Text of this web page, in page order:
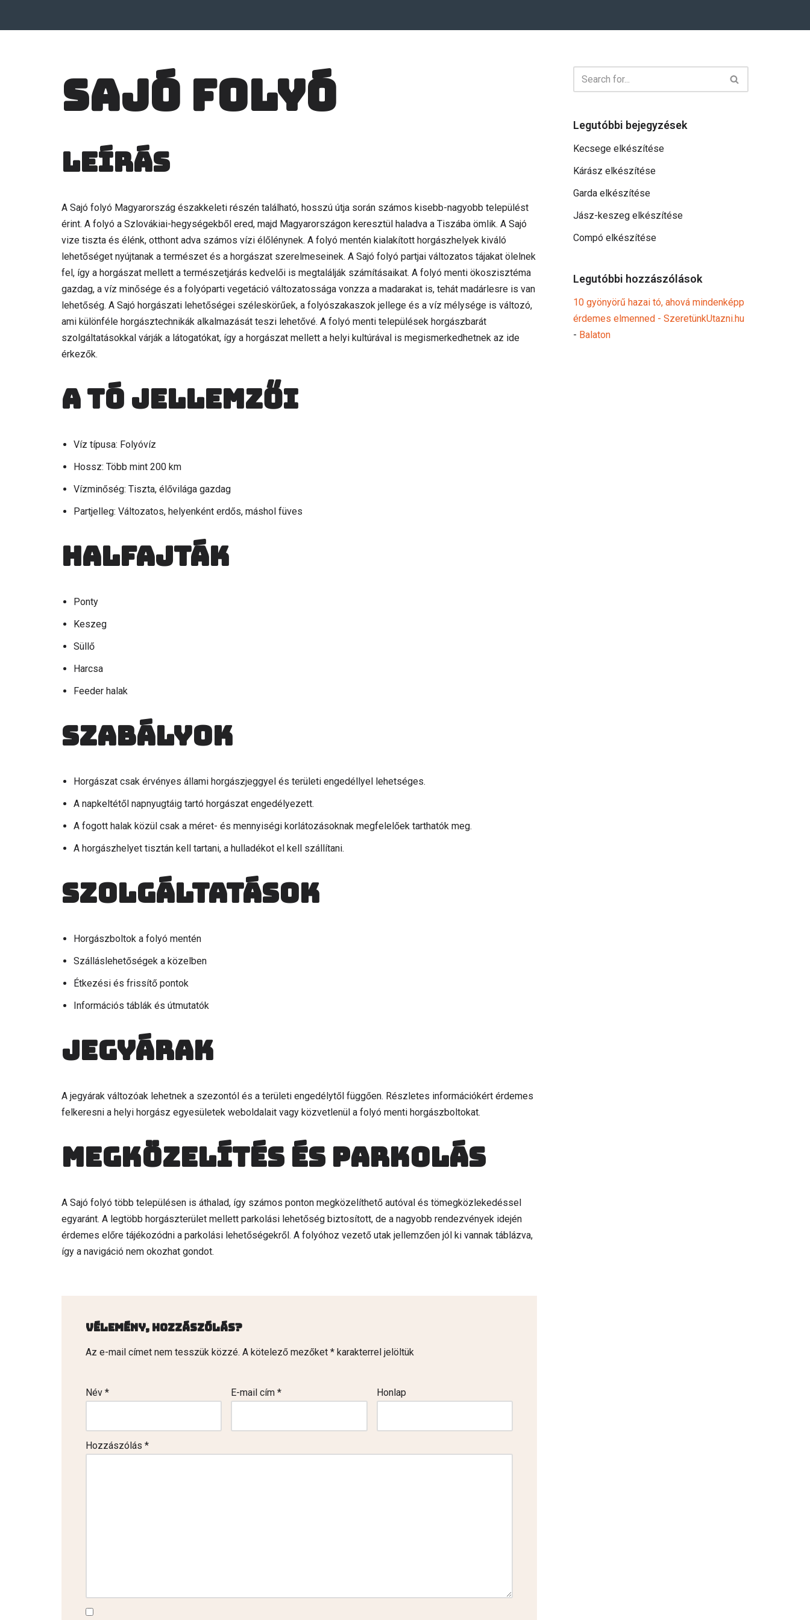
Sajó folyó
Leírás
A Sajó folyó Magyarország északkeleti részén található, hosszú útja során számos kisebb-nagyobb települést
érint. A folyó a Szlovákiai-hegységekből ered, majd Magyarországon keresztül haladva a Tiszába ömlik. A Sajó
vize tiszta és élénk, otthont adva számos vízi élőlénynek. A folyó mentén kialakított horgászhelyek kiváló
lehetőséget nyújtanak a természet és a horgászat szerelmeseinek. A Sajó folyó partjai változatos tájakat ölelnek
fel, így a horgászat mellett a természetjárás kedvelői is megtalálják számításaikat. A folyó menti ökoszisztéma
gazdag, a víz minősége és a folyóparti vegetáció változatossága vonzza a madarakat is, tehát madárlesre is van
lehetőség. A Sajó horgászati lehetőségei széleskörűek, a folyószakaszok jellege és a víz mélysége is változó,
ami különféle horgásztechnikák alkalmazását teszi lehetővé. A folyó menti települések horgászbarát
szolgáltatásokkal várják a látogatókat, így a horgászat mellett a helyi kultúrával is megismerkedhetnek az ide
érkezők.
A tó jellemzői
Víz típusa: Folyóvíz
Hossz: Több mint 200 km
Vízminőség: Tiszta, élővilága gazdag
Partjelleg: Változatos, helyenként erdős, máshol füves
Halfajták
Ponty
Keszeg
Süllő
Harcsa
Feeder halak
Szabályok
Horgászat csak érvényes állami horgászjeggyel és területi engedéllyel lehetséges.
A napkeltétől napnyugtáig tartó horgászat engedélyezett.
A fogott halak közül csak a méret- és mennyiségi korlátozásoknak megfelelőek tarthatók meg.
A horgászhelyet tisztán kell tartani, a hulladékot el kell szállítani.
Szolgáltatások
Horgászboltok a folyó mentén
Szálláslehetőségek a közelben
Étkezési és frissítő pontok
Információs táblák és útmutatók
Jegyárak
A jegyárak változóak lehetnek a szezontól és a területi engedélytől függően. Részletes információkért érdemes
felkeresni a helyi horgász egyesületek weboldalait vagy közvetlenül a folyó menti horgászboltokat.
Megközelítés és parkolás
A Sajó folyó több településen is áthalad, így számos ponton megközelíthető autóval és tömegközlekedéssel
egyaránt. A legtöbb horgászterület mellett parkolási lehetőség biztosított, de a nagyobb rendezvények idején
érdemes előre tájékozódni a parkolási lehetőségekről. A folyóhoz vezető utak jellemzően jól ki vannak táblázva,
így a navigáció nem okozhat gondot.
Vélemény, hozzászólás?
Az e-mail címet nem tesszük közzé. A kötelező mezőket * karakterrel jelöltük
Név * E-mail cím* Honlap
Hozzászólás *
Legutóbbi bejegyzések
Kecsege elkészítése
Kárász elkészítése
Garda elkészítése
Jász-keszeg elkészítése
Compó elkészítése
Legutóbbi hozzászólások
10 gyönyörű hazai tó, ahová mindenképp
érdemes elmenned - SzeretünkUtazni.hu
- Balaton